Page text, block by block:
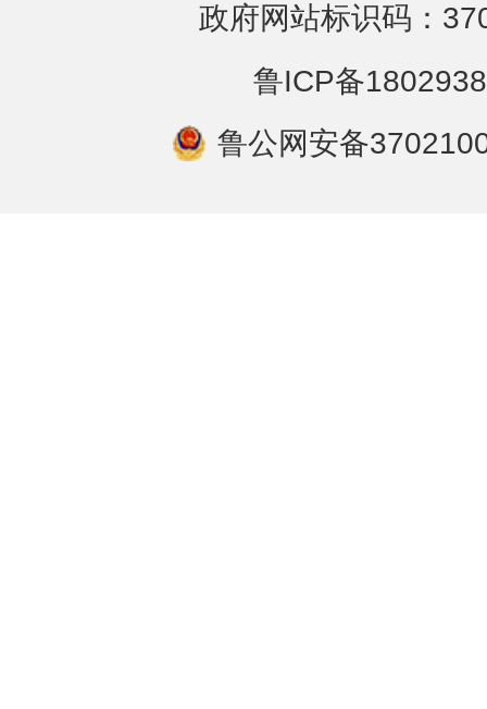
政府网站标识码：
鲁ICP备
鲁公网安备